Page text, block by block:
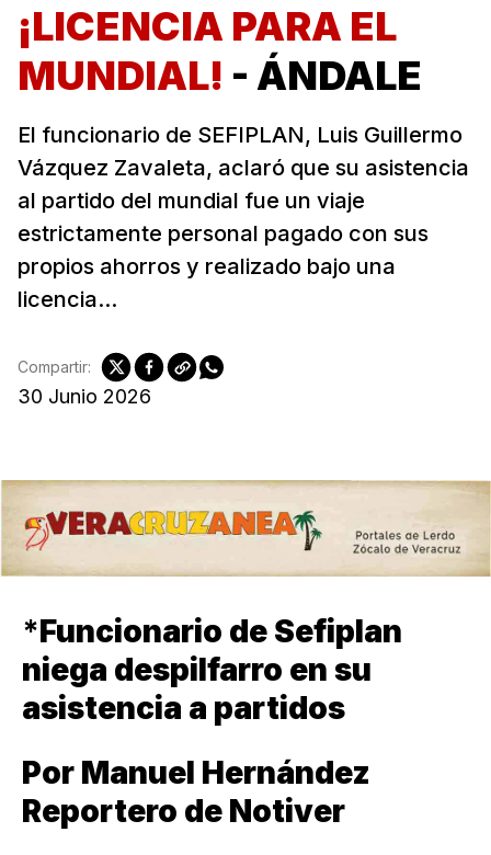
¡LICENCIA PARA EL
MUNDIAL! - ÁNDALE
El funcionario de SEFIPLAN, Luis Guillermo
Vázquez Zavaleta, aclaró que su asistencia
al partido del mundial fue un viaje
estrictamente personal pagado con sus
propios ahorros y realizado bajo una
licencia...
30 Junio 2026
Compartir:
*Funcionario de Sefiplan
niega despilfarro en su
asistencia a partidos
Por Manuel Hernández
Reportero de Notiver